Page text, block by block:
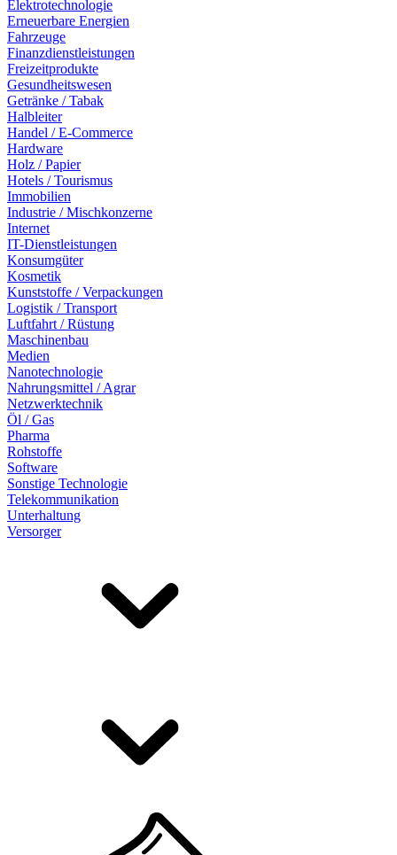
Elektrotechnologie
Erneuerbare Energien
Fahrzeuge
Finanzdienstleistungen
Freizeitprodukte
Gesundheitswesen
Getränke / Tabak
Halbleiter
Handel / E-Commerce
Hardware
Holz / Papier
Hotels / Tourismus
Immobilien
Industrie / Mischkonzerne
Internet
IT-Dienstleistungen
Konsumgüter
Kosmetik
Kunststoffe / Verpackungen
Logistik / Transport
Luftfahrt / Rüstung
Maschinenbau
Medien
Nanotechnologie
Nahrungsmittel / Agrar
Netzwerktechnik
Öl / Gas
Pharma
Rohstoffe
Software
Sonstige Technologie
Telekommunikation
Unterhaltung
Versorger